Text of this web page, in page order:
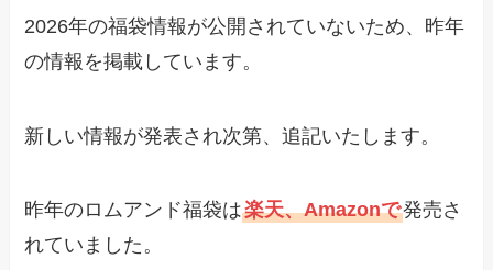
2026年の福袋情報が公開されていないため、昨年
の情報を掲載しています。
新しい情報が発表され次第、追記いたします。
昨年のロムアンド福袋は楽天、Amazonで発売さ
れていました。